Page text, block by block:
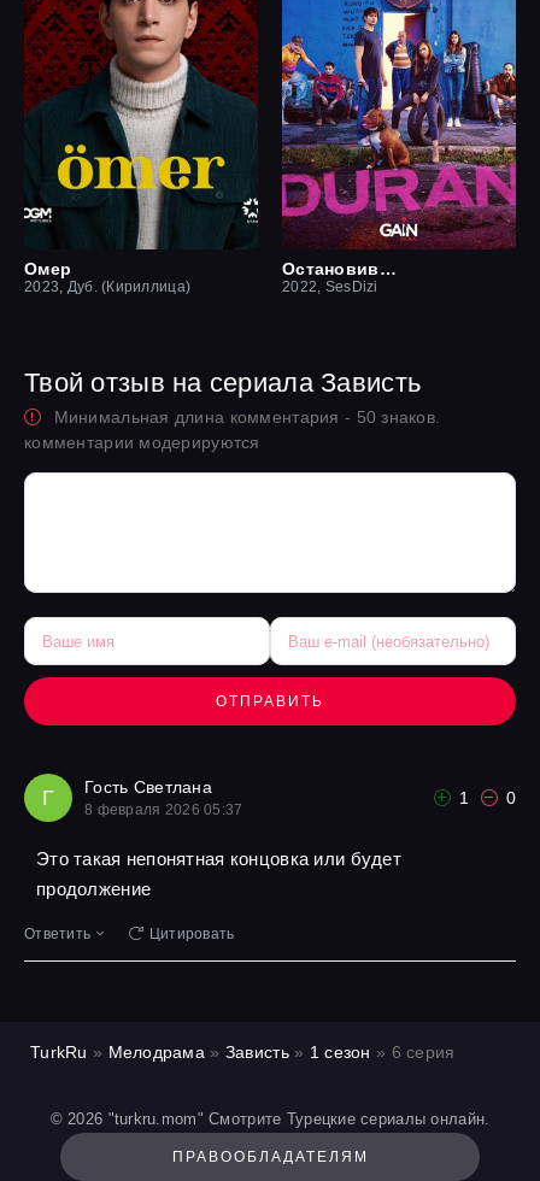
Омер
2023, Дуб. (Кириллица)
Остановившийся
2022, SesDizi
Твой отзыв на сериала Зависть
Минимальная длина комментария - 50 знаков.
комментарии модерируются
ОТПРАВИТЬ
Г Гость Светлана
8 февраля 2026 05:37
1 0
Это такая непонятная концовка или будет
продолжение
Ответить Цитировать
TurkRu » Мелодрама » Зависть» 1 сезон » 6 серия
© 2026 "turkru.mom" Смотрите Турецкие сериалы онлайн.
ПРАВООБЛАДАТЕЛЯМ